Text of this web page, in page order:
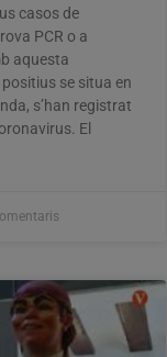
casos de
PCR o a
aquesta
se situa en
s’han registrat
El